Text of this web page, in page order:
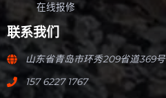
在线报修
联系我们
山东省青岛市环秀209省道369号
157 6227 1767